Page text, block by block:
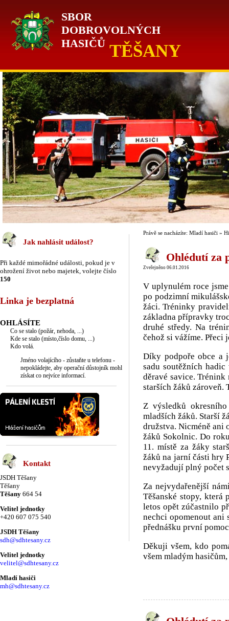
SBOR
DOBROVOLNÝCH
HASIČŮ TĚŠANY
Právě se nacházíte: Mladí hasiči »
Ohlédutí za
Zveřejněno 06.01.2016
V uplynulém roce
po podzimní
žáci. Tréninky
základna přípravky
druhé středy. Na
čehož si vážíme. Přeci
Díky podpoře obce a
sadu soutěžních
děravé savice.
starších žáků zároveň.
Z výsledků
mladších žáků. Starší
družstva. Nicméně ani
žáků Sokolnic. Do
11. místě za žáky
žáků na jarní části hry
nevyžadují plný počet
Za nejvydařenější
Těšanské stopy, která
letos opět zúčastnilo
nechci opomenout ani
přednášku první
Děkuji všem, kdo
všem mladým
Jak nahlásit událost?
Při každé mimořádné události, pokud je v
ohrožení život nebo majetek, volejte číslo
150
Linka je bezplatná
OHLÁSÍTE
Co se stalo (požár, nehoda, ...)
Kde se stalo (místo,číslo domu, ...)
Kdo volá.
Jméno volajícího - zůstaňte u telefonu -
nepokládejte, aby operační důstojník mohl
získat co nejvíce informací.
Kontakt
JSDH Těšany
Těšany
Těšany 664 54
Velitel jednotky
+420 607 075 540
JSDH Těšany
sdh@sdhtesany.cz
Velitel jednotky
velitel@sdhtesany.cz
Mladí hasiči
mh@sdhtesany.cz